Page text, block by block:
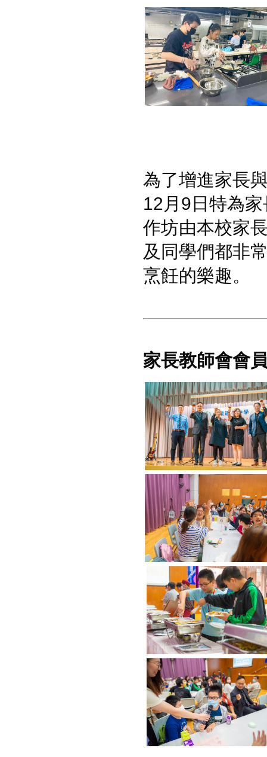
為了增進家長
12月9日特為
作坊由本校家
及同學們都非
烹飪的樂趣。
家長教師會會